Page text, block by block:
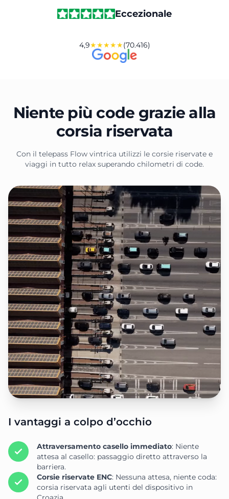
Eccezionale
4,9★★★★★(70.416)
Niente più code grazie alla
corsia riservata
Con il telepass Flow vintrica utilizzi le corsie riservate e
viaggi in tutto relax superando chilometri di code.
I vantaggi a colpo d’occhio
Attraversamento casello immediato: Niente
attesa al casello: passaggio diretto attraverso la
barriera.
Corsie riservate ENC: Nessuna attesa, niente coda:
corsia riservata agli utenti del dispositivo in